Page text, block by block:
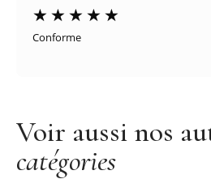
Conforme
Voir aussi nos
catégories